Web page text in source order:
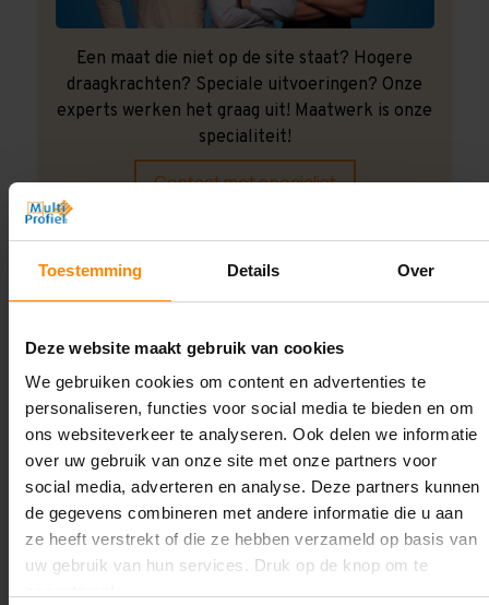
Toestemming Details Over
Deze website maakt gebruik van cookies
We gebruiken cookies om content en advertenties te
personaliseren, functies voor social media te bieden en om
ons websiteverkeer te analyseren. Ook delen we informatie
over uw gebruik van onze site met onze partners voor
social media, adverteren en analyse. Deze partners kunnen
de gegevens combineren met andere informatie die u aan
ze heeft verstrekt of die ze hebben verzameld op basis van
uw gebruik van hun services. Druk op de knop om te
Een maat die niet op de site staat? Hogere
draagkrachten? Speciale uitvoeringen? Onze
experts werken het graag uit! Maatwerk is onze
specialiteit!
Contact met specialist
Montage uitbesteden?